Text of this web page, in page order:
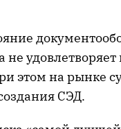
не
этом на рынке
СЭД.